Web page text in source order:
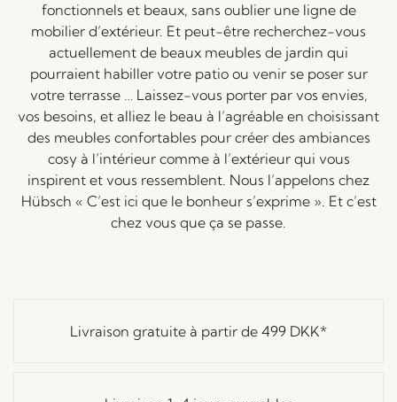
fonctionnels et beaux, sans oublier une ligne de
mobilier d’extérieur. Et peut-être recherchez-vous
actuellement de beaux meubles de jardin qui
pourraient habiller votre patio ou venir se poser sur
votre terrasse … Laissez-vous porter par vos envies,
vos besoins, et alliez le beau à l’agréable en choisissant
des meubles confortables pour créer des ambiances
cosy à l’intérieur comme à l’extérieur qui vous
inspirent et vous ressemblent. Nous l’appelons chez
Hübsch « C’est ici que le bonheur s’exprime ». Et c’est
chez vous que ça se passe.
Livraison gratuite à partir de 499 DKK*